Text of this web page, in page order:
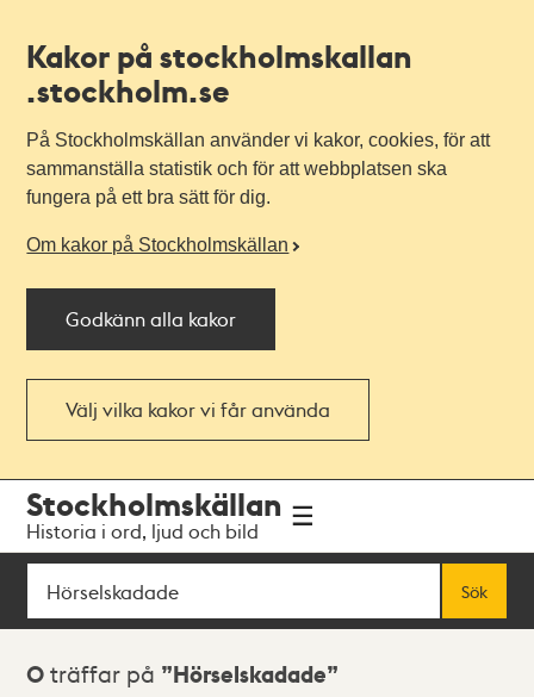
Kakor på stockholmskallan
.stockholm.se
På Stockholmskällan använder vi kakor, cookies, för att
sammanställa statistik och för att webbplatsen ska
fungera på ett bra sätt för dig.
Om kakor på Stockholmskällan
Godkänn alla kakor
Välj vilka kakor vi får använda
navigationen
huvudinnehållet
Stockholmskällan
Historia i ord, ljud och bild
Sök
Sök
Sökresultat
0 träffar på Hörselskadade